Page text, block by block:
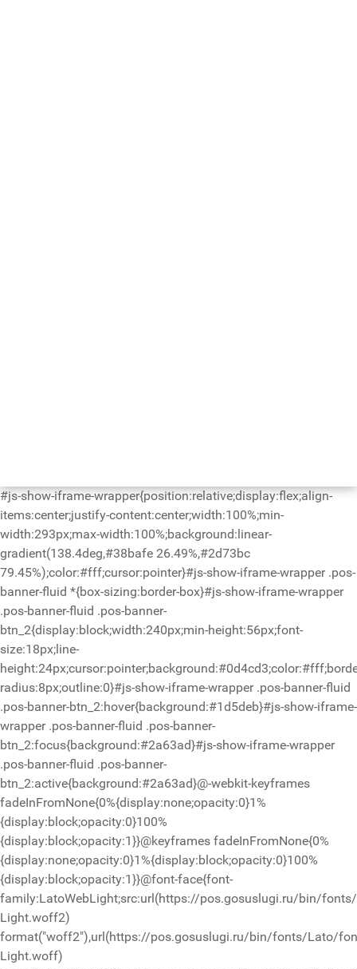
#js-show-iframe-wrapper{position:relative;display:flex;align-
items:center;justify-content:center;width:100%;min-
width:293px;max-width:100%;background:linear-
gradient(138.4deg,#38bafe 26.49%,#2d73bc
79.45%);color:#fff;cursor:pointer}#js-show-iframe-wrapper .pos-
banner-fluid *{box-sizing:border-box}#js-show-iframe-wrapper
.pos-banner-fluid .pos-banner-
btn_2{display:block;width:240px;min-height:56px;font-
size:18px;line-
radius:8px;outline:0}#js-show-iframe-wrapper .pos-banner-fluid
.pos-banner-btn_2:hover{background:#1d5deb}#js-show-iframe-
wrapper .pos-banner-fluid .pos-banner-
btn_2:focus{background:#2a63ad}#js-show-iframe-wrapper
.pos-banner-fluid .pos-banner-
btn_2:active{background:#2a63ad}@-webkit-keyframes
fadeInFromNone{0%{display:none;opacity:0}1%
{display:block;opacity:0}100%
{display:block;opacity:1}}@keyframes fadeInFromNone{0%
{display:none;opacity:0}1%{display:block;opacity:0}100%
{display:block;opacity:1}}@font-face{font-
family:LatoWebLight;src:url(https://pos.gosuslugi.ru/bin/
Light.woff2)
format("woff2"),url(https://pos.gosuslugi.ru/bin/fonts/Lato/
Light.woff)